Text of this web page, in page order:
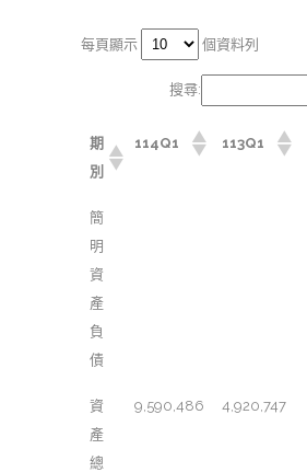
每頁顯示 個資料列
搜尋:
期
別
114Q1 113Q1
簡
明
資
產
負
債
資
產
總
9,590,486 4,920,747